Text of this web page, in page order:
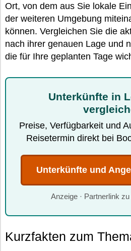
Ort, von dem aus Sie lokale
der weiteren Umgebung
können. Vergleichen Sie die
nach ihrer genauen Lage und
die für Ihre geplanten Tage
Unterkünfte in
Preise, Verfügbarkeit und
Reisetermin direkt bei
Unterkünfte und
Anzeige · Partnerlink
Kurzfakten zum